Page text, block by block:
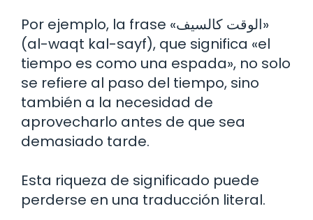
Por ejemplo, la frase «الوقت كالسيف»
(al-waqt kal-sayf), que significa «el
tiempo es como una espada», no solo
se refiere al paso del tiempo, sino
también a la necesidad de
aprovecharlo antes de que sea
demasiado tarde.
Esta riqueza de significado puede
perderse en una traducción literal.